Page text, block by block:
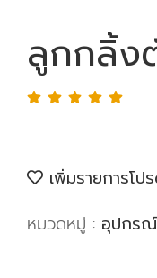
ลูกกลิ้ง
เพิ่มรายการโป
หมวดหมู่ : อุปกร